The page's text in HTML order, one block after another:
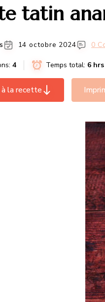
tatin
14 octobre 2024 0
4 Temps total: 6
la recette